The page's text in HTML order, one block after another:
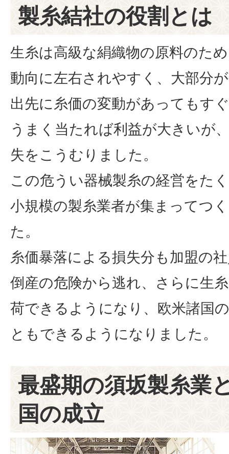
製糸結社の役割とは
生糸は高級な絹織物の原料のた
動向に左右されやすく、大部分
出先に糸価の変動があってもす
うまく当たれば利益が大きいが
失をこうむりました。
この危うい器械製糸の経営をた
小規模の製糸業者が集まってつ
た。
糸価暴落による損失分も加盟の
倒産の危険から逃れ、さらに生
荷できるようになり、欧米諸国
ともできるようになりました。
最盛期の須坂製糸業
国の成立